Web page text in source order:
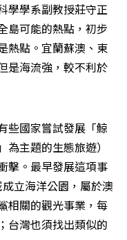
學學系副教授莊守正
島可能的熱點，初步
熱點。宜蘭蘇澳、東
是海流強，較不利於
些國家嘗試發展「鯨
主題的生態旅遊）
擊。最早發展這項事
立海洋公園，屬於澳
相關的觀光事業，每
台灣也須找出類似的